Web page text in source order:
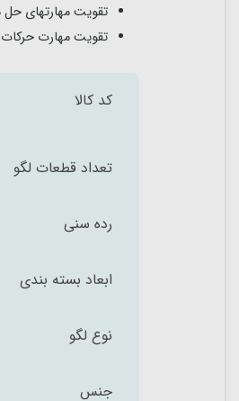
تقویت مهارتهای حل
تقویت مهارت
کد کالا
تعداد قطعات لگو
رده سنی
ابعاد بسته بندی
نوع لگو
جنس